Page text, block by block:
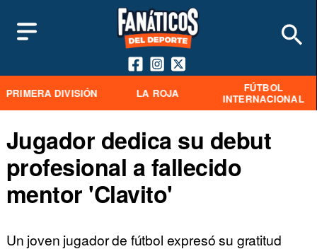
PRIMERA DIVISIÓN LA ROJA
FÚTBOL
INTERNACIONAL
Jugador dedica su debut
profesional a fallecido
mentor 'Clavito'
Un joven jugador de fútbol expresó su gratitud